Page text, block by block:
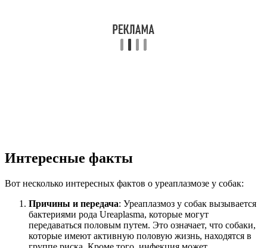
Интересные факты
Вот несколько интересных фактов о уреаплазмозе у собак:
Причины и передача: Уреаплазмоз у собак вызывается
бактериями рода Ureaplasma, которые могут
передаваться половым путем. Это означает, что собаки,
которые имеют активную половую жизнь, находятся в